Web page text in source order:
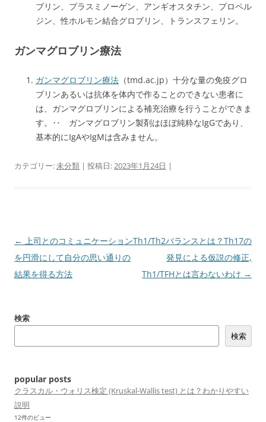
ブリン、プラスミノーゲン、アンギオスタチン、プロペル
ジン、性ホルモン結合グロブリン、トランスフェリン。
ガンマグロブリン療法
ガンマグロブリン療法 （tmd.ac.jp）十分な量の免疫グロ
ブリンあるいは抗体を体内で作ることのできない患者に
は、ガンマグロブリンによる補充治療を行うことができま
す。‥ ガンマグロブリン製剤はほぼ純粋なIgGであり、
基本的にIgAやIgMは含みません。
カテゴリー:未分類 | 投稿日:2023年1月24日 |
投
稿
ナ
ー
← 上司とのコミュニケーション
を円滑にして自分の思い通りの
結果を得る方法
Th1/Th2バランスとは？Th17の
発見による仮説の修正,
Th1/TFHとは言わないわけ →
検索
検索
popular posts
クラスカル・ウォリス検定 (Kruskal-Wallis test) とは？わかりやすい
説明
12件のビュー